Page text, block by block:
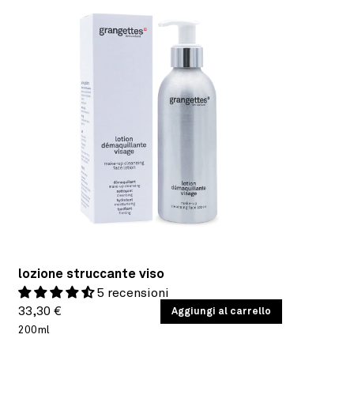
lozione struccante viso
5 recensioni
Prezzo
di
33,30 €
PREZZO
UNITARIO
/
200ml
Aggiungi al carrello